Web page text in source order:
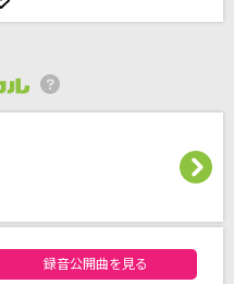
録音公開曲を見る